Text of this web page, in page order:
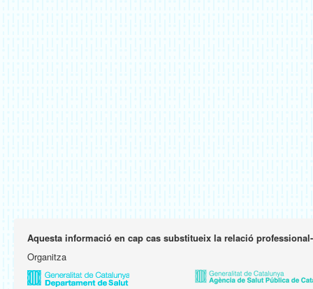
Aquesta informació en cap cas substitueix la relació
Organitza